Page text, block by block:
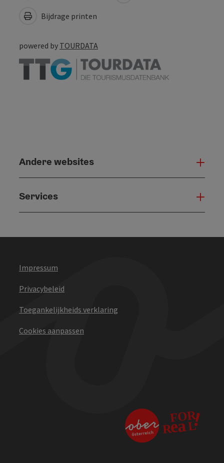
Bijdrage printen
powered by TOURDATA
Andere websites
Services
Impressum
Privacybeleid
Toegankelijkheids verklaring
Cookies aanpassen